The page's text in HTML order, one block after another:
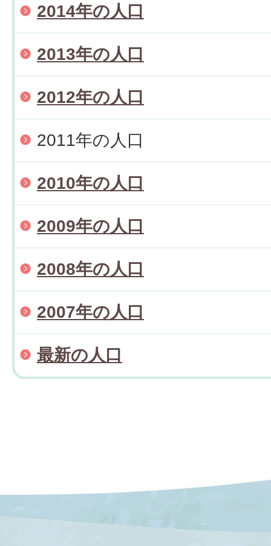
2014年の人口
2013年の人口
2012年の人口
2011年の人口
2010年の人口
2009年の人口
2008年の人口
2007年の人口
最新の人口